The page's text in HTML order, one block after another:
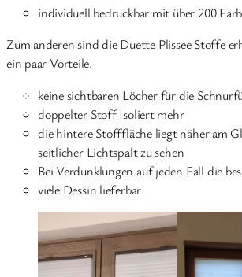
individuell bedruckbar mit über 200
Zum anderen sind die Duette Plissee Stoffe
ein paar Vorteile.
keine sichtbaren Löcher für die
doppelter Stoff Isoliert mehr
die hintere Stofffläche liegt näher am
seitlicher Lichtspalt zu sehen
Bei Verdunklungen auf jeden Fall die
viele Dessin lieferbar